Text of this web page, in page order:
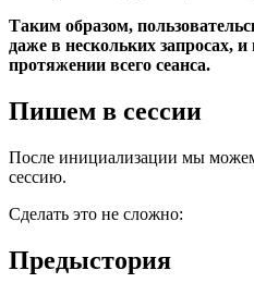
Таким образом,
даже в нескольких запросах, и
протяжении всего сеанса.
Пишем в сессии
После инициализации мы можем
сессию.
Сделать это не сложно:
Предыстория